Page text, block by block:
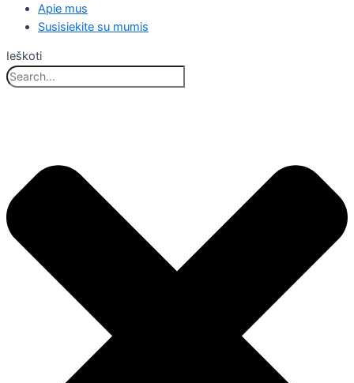
Apie mus
Susisiekite su mumis
Ieškoti